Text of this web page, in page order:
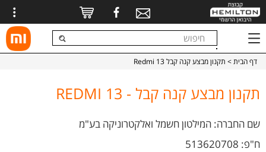
דף הבית> תקנון מבצע קנה קבל Redmi 13
תקנון מבצע קנה קבל - REDMI 13
שם החברה: המילטון חשמל ואלקטרוניקה בע"מ
ח"פ: 513620708